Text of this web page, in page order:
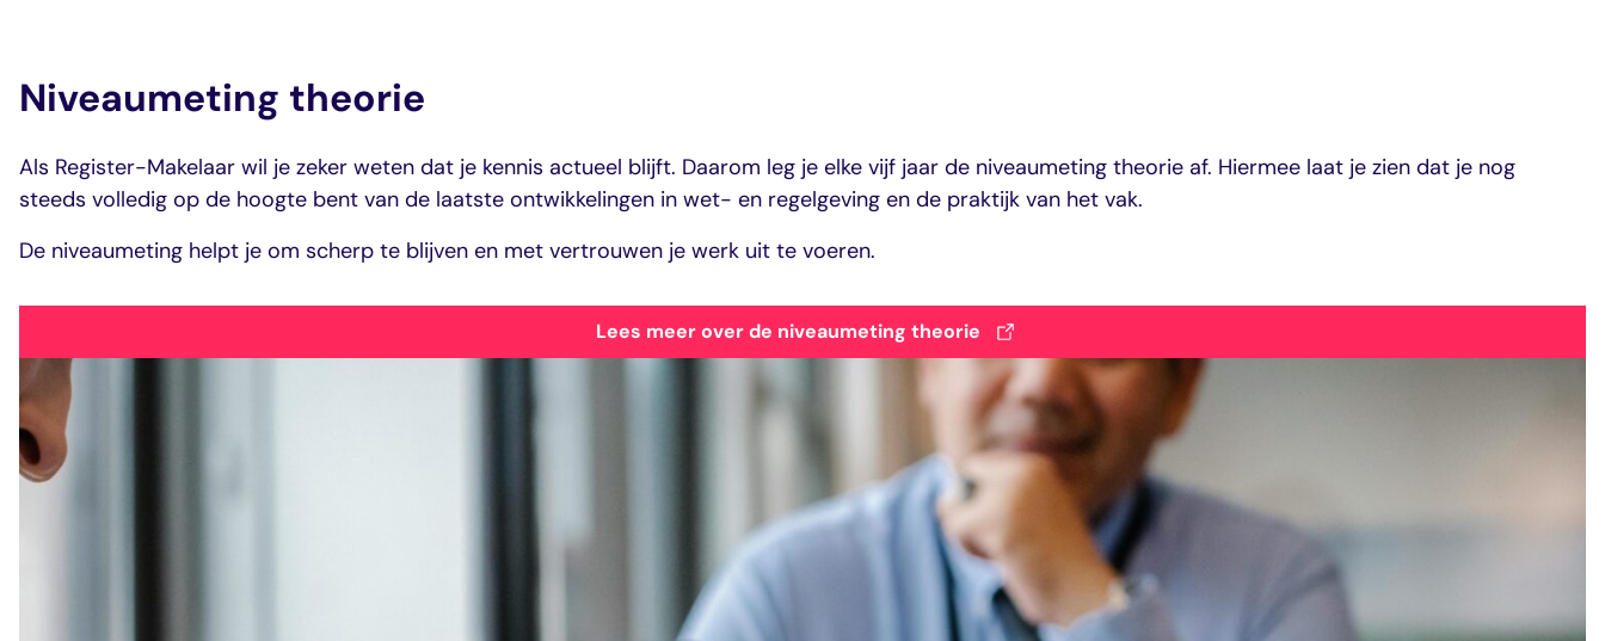
Niveaumeting theorie
Als Register-Makelaar wil je zeker weten dat je kennis actueel blijft. Daarom leg je elke vijf jaar de niveaumeting theorie af. Hiermee laat je zien dat je nog
steeds volledig op de hoogte bent van de laatste ontwikkelingen in wet- en regelgeving en de praktijk van het vak.
De niveaumeting helpt je om scherp te blijven en met vertrouwen je werk uit te voeren.
Lees meer over de niveaumeting theorie